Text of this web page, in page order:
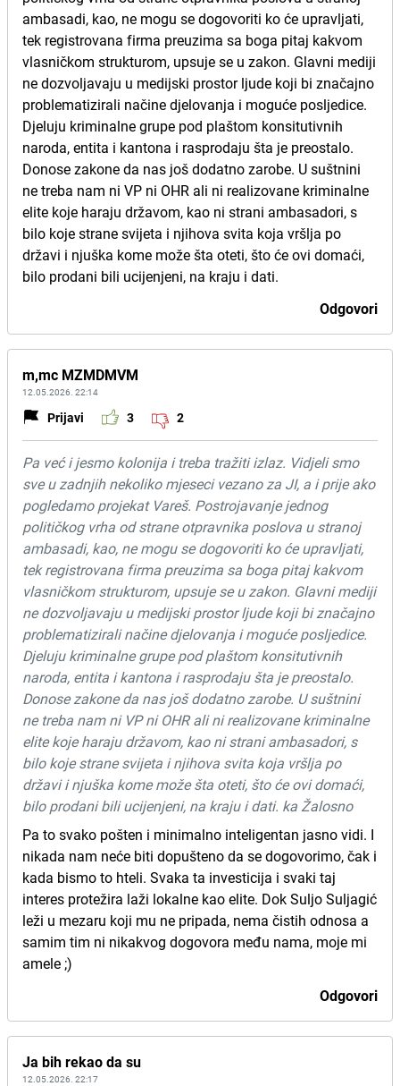
ambasadi, kao, ne mogu se dogovoriti ko će upravljati,
tek registrovana firma preuzima sa boga pitaj kakvom
vlasničkom strukturom, upsuje se u zakon. Glavni mediji
ne dozvoljavaju u medijski prostor ljude koji bi značajno
problematizirali načine djelovanja i moguće posljedice.
Djeluju kriminalne grupe pod plaštom konsitutivnih
naroda, entita i kantona i rasprodaju šta je preostalo.
Donose zakone da nas još dodatno zarobe. U suštnini
ne treba nam ni VP ni OHR ali ni realizovane kriminalne
elite koje haraju državom, kao ni strani ambasadori, s
bilo koje strane svijeta i njihova svita koja vršlja po
državi i njuška kome može šta oteti, što će ovi domaći,
bilo prodani bili ucijenjeni, na kraju i dati.
Odgovori
m,mc MZMDMVM
12.05.2026. 22:14
Prijavi 3 2
Pa već i jesmo kolonija i treba tražiti izlaz. Vidjeli smo
sve u zadnjih nekoliko mjeseci vezano za JI, a i prije ako
pogledamo projekat Vareš. Postrojavanje jednog
političkog vrha od strane otpravnika poslova u stranoj
ambasadi, kao, ne mogu se dogovoriti ko će upravljati,
tek registrovana firma preuzima sa boga pitaj kakvom
vlasničkom strukturom, upsuje se u zakon. Glavni mediji
ne dozvoljavaju u medijski prostor ljude koji bi značajno
problematizirali načine djelovanja i moguće posljedice.
Djeluju kriminalne grupe pod plaštom konsitutivnih
naroda, entita i kantona i rasprodaju šta je preostalo.
Donose zakone da nas još dodatno zarobe. U suštnini
ne treba nam ni VP ni OHR ali ni realizovane kriminalne
elite koje haraju državom, kao ni strani ambasadori, s
bilo koje strane svijeta i njihova svita koja vršlja po
državi i njuška kome može šta oteti, što će ovi domaći,
bilo prodani bili ucijenjeni, na kraju i dati. ka Žalosno
Pa to svako pošten i minimalno inteligentan jasno vidi. I
nikada nam neće biti dopušteno da se dogovorimo, čak i
kada bismo to hteli. Svaka ta investicija i svaki taj
interes protežira laži lokalne kao elite. Dok Suljo Suljagić
leži u mezaru koji mu ne pripada, nema čistih odnosa a
samim tim ni nikakvog dogovora među nama, moje mi
amele ;)
Odgovori
Ja bih rekao da su
12.05.2026. 22:17